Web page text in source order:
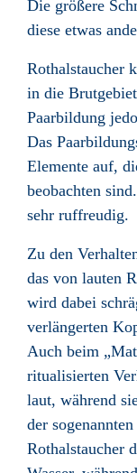
Die größere
diese etwas
Rothalstaucher
in die
Paarbildung
Das
Elemente auf,
beobachten
sehr ruffreudig.
Zu den
das von lauten
wird dabei
verlängerten
Auch beim
ritualisierten
laut, während
der
Rothalstaucher